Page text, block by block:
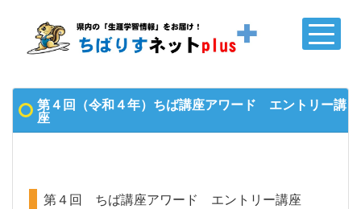
第４回（令和４年）ちば講座アワード エントリー講
座
第４回 ちば講座アワード エントリー講座